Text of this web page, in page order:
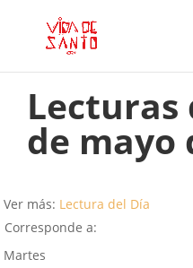
Lecturas
de mayo
Ver más: Lectura del Día
Corresponde a:
Martes